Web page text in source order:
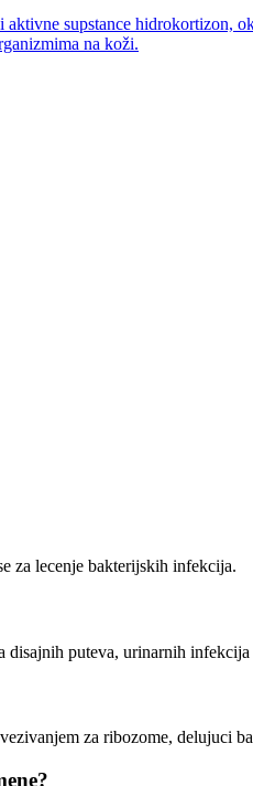
supstance hidrokortizon,
na koži.
za lecenje bakterijskih infekcija.
puteva, urinarnih
za ribozome, delujuci